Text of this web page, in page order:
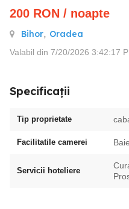
200 RON / noapte
Bihor, Oradea
Valabil din 7/20/2026 3:42:17
Specificații
Tip proprietate
Facilitatile camerei
Servicii hoteliere